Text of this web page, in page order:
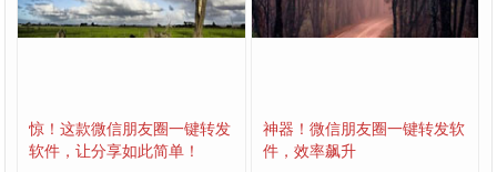
惊！这款微信朋友圈一键转发
软件，让分享如此简单！
神器！微信朋友圈一键转发软
件，效率飙升